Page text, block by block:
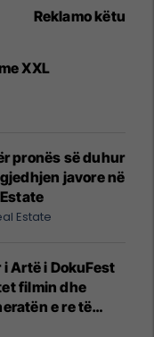
Reklamo këtu
XXL
pronës së duhur
javore në
Estate
i Artë i DokuFest
filmin dhe
e re të